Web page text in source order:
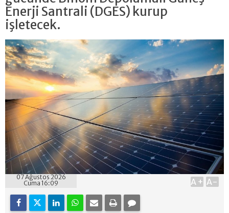
Enerji Santrali (DGES) kurup
işletecek.
07 Ağustos 2026
Cuma 16:09
A+ A-